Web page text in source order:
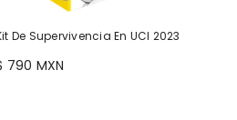
De Supervivencia En UCI 2023
790 MXN